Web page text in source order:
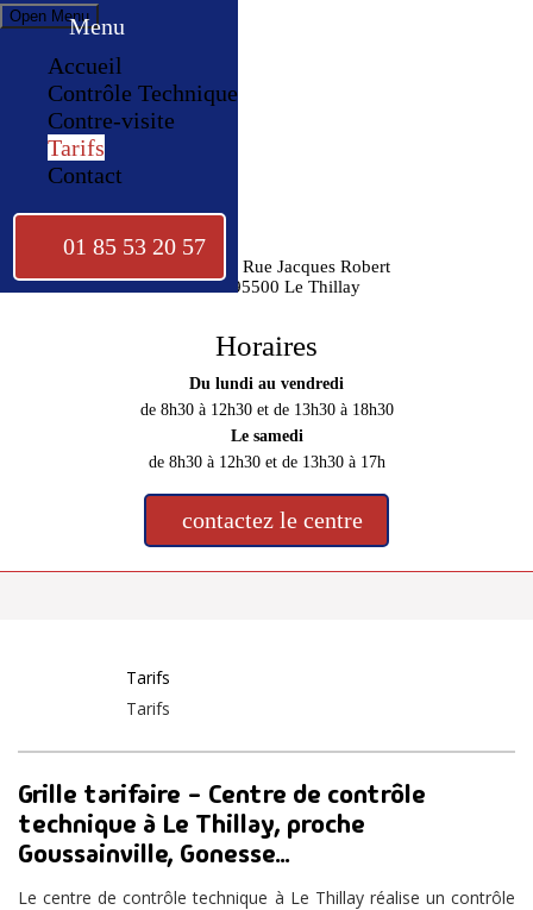
Open MenuMenu
Accueil
Contrôle Technique
Contre-visite
Tarifs
Contact
01 85 53 20 57
1 bis Rue Jacques Robert
95500 Le Thillay
Horaires
Du lundi au vendredi
de 8h30 à 12h30 et de 13h30 à 18h30
Le samedi
de 8h30 à 12h30 et de 13h30 à 17h
contactez le centre
Tarifs
Tarifs
Grille tarifaire - Centre de contrôle
technique à Le Thillay, proche
Goussainville, Gonesse...
Le centre de contrôle technique à Le Thillay réalise un contrôle